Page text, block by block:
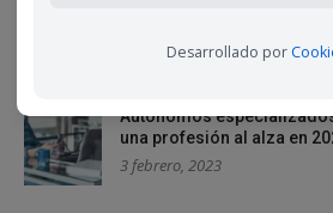
cuesta cumplir
Autónomos
una profesión al alza en
3 febrero, 2023
Desarrollado por